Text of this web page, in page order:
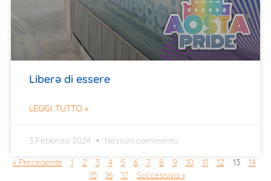
Liberə di essere
LEGGI TUTTO »
3 Febbraio 2024
Nessun commento
« Precedente
1 2 3 4 5 6 7 8 9 10 11 12 13
14
15
16 17 Successiva »